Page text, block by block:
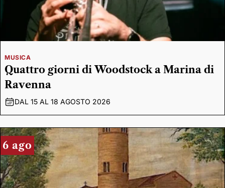
MUSICA
Quattro giorni di Woodstock a Marina di
Ravenna
DAL 15 AL 18 AGOSTO 2026
6 ago